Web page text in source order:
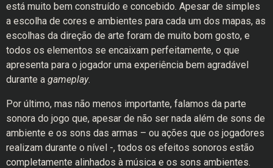
está muito bem construído e concebido. Apesar de simples
a escolha de cores e ambientes para cada um dos mapas, as
escolhas da direção de arte foram de muito bom gosto, e
todos os elementos se encaixam perfeitamente, o que
apresenta para o jogador uma experiência bem agradável
durante a gameplay.
Por último, mas não menos importante, falamos da parte
sonora do jogo que, apesar de não ser nada além de sons de
ambiente e os sons das armas – ou ações que os jogadores
realizam durante o nível -, todos os efeitos sonoros estão
completamente alinhados à música e os sons ambientes.